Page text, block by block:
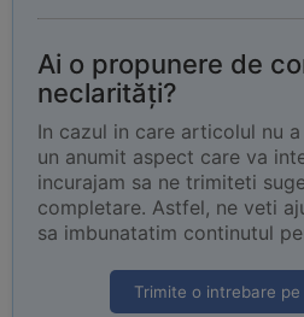
Ai o propunere de
neclarități?
In cazul in care articolul nu
un anumit aspect care va
incurajam sa ne trimiteti
completare. Astfel, ne veti
sa imbunatatim continutul
Trimite o intrebare